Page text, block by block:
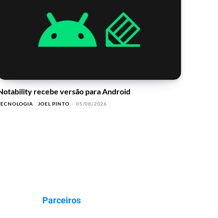
recebe versão para Android
JOEL PINTO - 05/08/2026
Parceiros